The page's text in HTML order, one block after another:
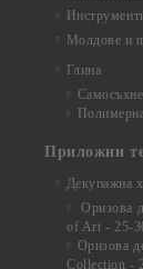
Молдове и
Глина
Приложни
Декупажна
Оризова
of Art - 25-
Оризова
Collection -